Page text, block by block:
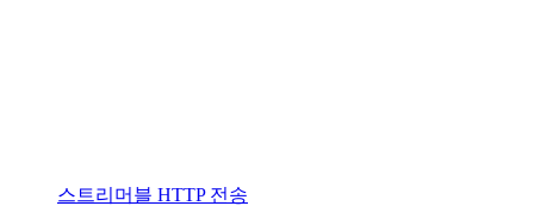
스트리머블 HTTP 전송